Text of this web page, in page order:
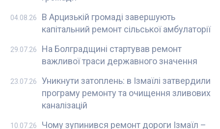
В Арцизькій громаді завершують
капітальний ремонт сільської амбулаторії
04.08.26
На Болградщині стартував ремонт
важливої траси державного значення
29.07.26
Уникнути затоплень: в Ізмаїлі затвердили
програму ремонту та очищення зливових
каналізацій
23.07.26
Чому зупинився ремонт дороги Ізмаїл –
10.07.26